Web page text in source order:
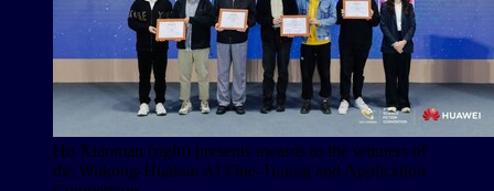
Hu Xiaoman (right) presents awards to the winners of
the Wukong-Huahua AI Fine-Tuning and Application